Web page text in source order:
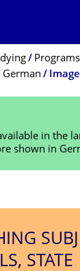
German
in the
shown in
STATE